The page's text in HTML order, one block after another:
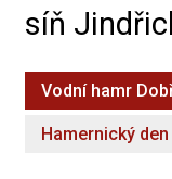
síň
Vodní hamr
Hamernický den